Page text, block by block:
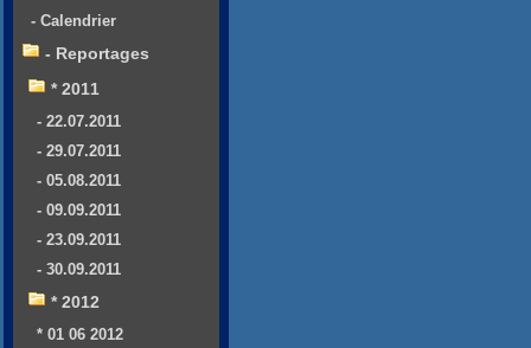
- Calendrier
- Reportages
* 2011
- 22.07.2011
- 29.07.2011
- 05.08.2011
- 09.09.2011
- 23.09.2011
- 30.09.2011
* 2012
* 01 06 2012